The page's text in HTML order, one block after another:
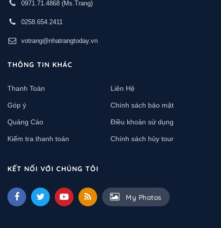
0971.71.4868 (Ms.Trang)
0258.654.2411
votrang@nhatrangtoday.vn
THÔNG TIN KHÁC
Thanh Toán Liên Hệ
Góp ý Chính sách bảo mật
Quảng Cáo Điều khoản sử dụng
Kiểm tra thanh toán Chính sách hủy tour
KẾT NỐI VỚI CHÚNG TÔI
My Photos